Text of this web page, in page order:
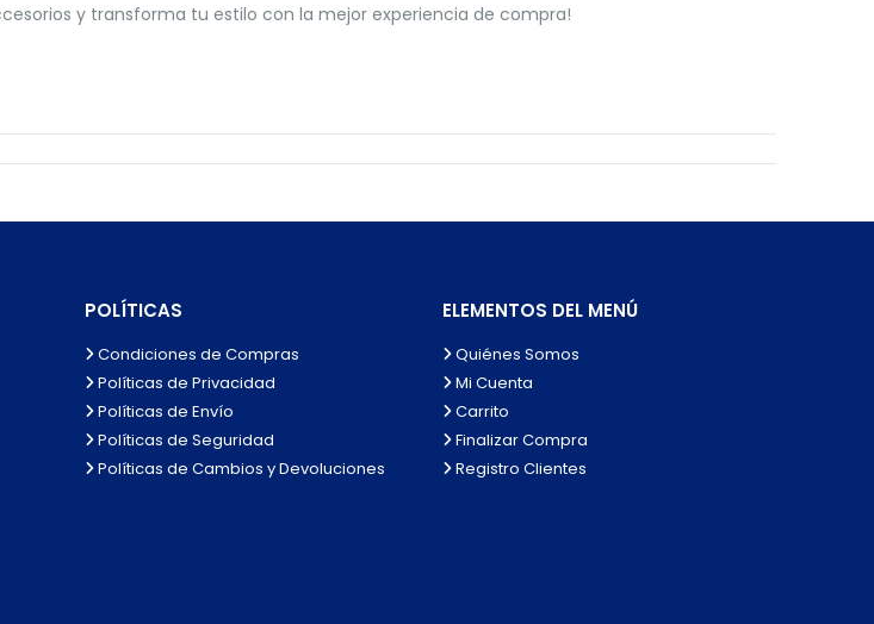
y transforma tu estilo con la mejor experiencia de compra!
POLÍTICAS
Condiciones de Compras
Políticas de Privacidad
Políticas de Envío
Políticas de Seguridad
Políticas de Cambios y Devoluciones
ELEMENTOS DEL MENÚ
Quiénes Somos
Mi Cuenta
Carrito
Finalizar Compra
Registro Clientes